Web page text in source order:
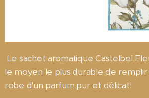
Le sachet aromatique Castelbel
le moyen le plus durable de
robe d'un parfum pur et délicat!